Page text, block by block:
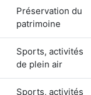
Préservation du
patrimoine
Sports, activités
de plein air
Sports, activités